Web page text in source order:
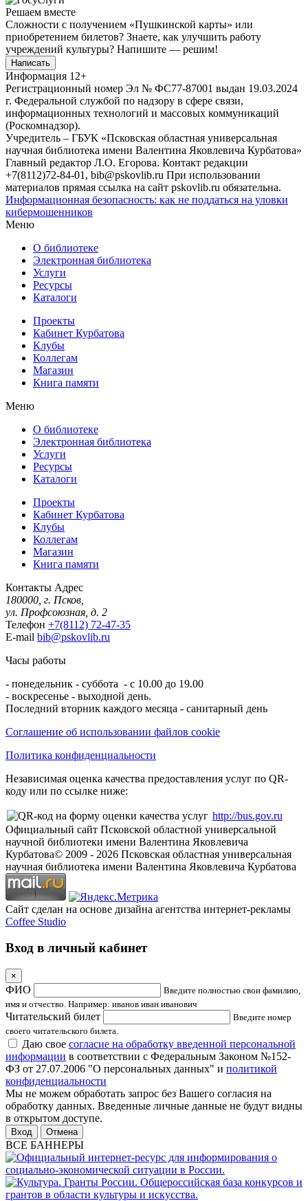
Решаем вместе
Сложности с получением «Пушкинской карты» или
приобретением билетов? Знаете, как улучшить работу
учреждений культуры? Напишите — решим!
Написать
Информация 12+
Регистрационный номер Эл № ФС77-87001 выдан 19.03.2024
г. Федеральной службой по надзору в сфере связи,
информационных технологий и массовых коммуникаций
(Роскомнадзор).
Учредитель – ГБУК «Псковская областная универсальная
научная библиотека имени Валентина Яковлевича Курбатова»
Главный редактор Л.О. Егорова. Контакт редакции
+7(8112)72-84-01, bib@pskovlib.ru При использовании
материалов прямая ссылка на сайт pskovlib.ru обязательна.
Информационная безопасность: как не поддаться на уловки
кибермошенников
Меню
О библиотеке
Электронная библиотека
Услуги
Ресурсы
Каталоги
Проекты
Кабинет Курбатова
Клубы
Коллегам
Магазин
Книга памяти
Меню
О библиотеке
Электронная библиотека
Услуги
Ресурсы
Каталоги
Проекты
Кабинет Курбатова
Клубы
Коллегам
Магазин
Книга памяти
Контакты Адрес
180000, г. Псков,
ул. Профсоюзная, д. 2
Телефон +7(8112) 72-47-35
E-mail bib@pskovlib.ru
Часы работы
- понедельник - суббота - с 10.00 до 19.00
- воскресенье - выходной день.
Последний вторник каждого месяца - санитарный день
Соглашение об использовании файлов cookie
Политика конфиденциальности
Независимая оценка качества предоставления услуг по QR-
коду или по ссылке ниже:
http://bus.gov.ru
Официальный сайт Псковской областной универсальной
научной библиотеки имени Валентина Яковлевича
Курбатова© 2009 - 2026 Псковская областная универсальная
научная библиотека имени Валентина Яковлевича Курбатова
Сайт сделан на основе дизайна агентства интернет-рекламы
Coffee Studio
Вход в личный кабинет
×
ФИО
Введите полностью свои фамилию,
имя и отчество. Например: иванов иван иванович
Читательский билет
Введите номер
своего читательского билета.
Даю свое согласие на обработку введенной персональной
информации в соответствии с Федеральным Законом №152-
ФЗ от 27.07.2006 "О персональных данных" и политикой
конфиденциальности
Мы не можем обработать запрос без Вашего согласия на
обработку данных. Введенные личные данные не будут видны
в открытом доступе.
Отмена
ВСЕ БАННЕРЫ